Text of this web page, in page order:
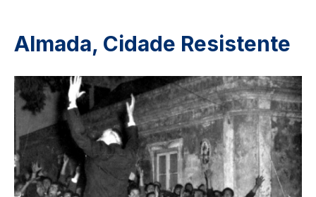
Almada, Cidade Resistente
Image